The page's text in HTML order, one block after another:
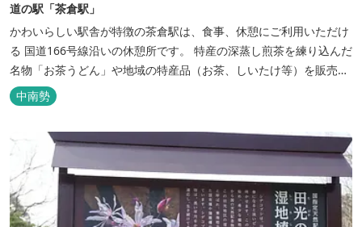
道の駅「茶倉駅」
かわいらしい駅舎が特徴の茶倉駅は、食事、休憩にご利用いただけ
る 国道166号線沿いの休憩所です。 特産の深蒸し煎茶を練り込んだ
名物「お茶うどん」や地域の特産品（お茶、しいたけ等）を販売。
吊り橋をわたれば宿泊施設のエバーグレイズ香肌峡まですぐ。 【イ
チオシ名物】 ・味噌カツ丼…地元産の甘味噌を使ったボリュームた
っぷりの丼ぶり。 松阪の観光情報は、松阪観光インフォメ...
中南勢